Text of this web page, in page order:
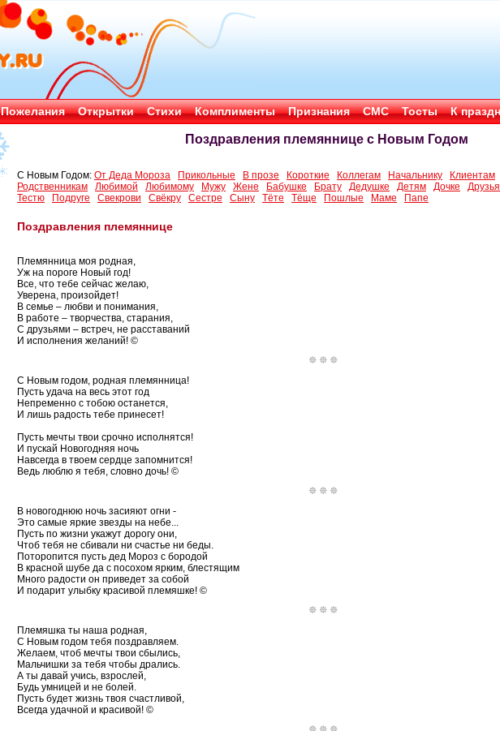
Пожелания Открытки Стихи Комплименты Признания СМС Тосты К
Поздравления племяннице с Новым Годом
С Новым Годом: От Деда Мороза Прикольные В прозе Короткие Коллегам Начальнику Клиентам
Родственникам
Любимой Любимому Мужу Жене Бабушке Брату Дедушке Детям Дочке
Тестю
Подруге Свекрови Свёкру Сестре Сыну Тёте Тёще Пошлые Маме Папе
Поздравления племяннице
Племянница моя родная,
Уж на пороге Новый год!
Все, что тебе сейчас желаю,
Уверена, произойдет!
В семье – любви и понимания,
В работе – творчества, старания,
С друзьями – встреч, не расставаний
И исполнения желаний! ©
С Новым годом, родная племянница!
Пусть удача на весь этот год
Непременно с тобою останется,
И лишь радость тебе принесет!
Пусть мечты твои срочно исполнятся!
И пускай Новогодняя ночь
Навсегда в твоем сердце запомнится!
Ведь люблю я тебя, словно дочь! ©
В новогоднюю ночь засияют огни -
Это самые яркие звезды на небе...
Пусть по жизни укажут дорогу они,
Чтоб тебя не сбивали ни счастье ни беды.
Поторопится пусть дед Мороз с бородой
В красной шубе да с посохом ярким, блестящим
Много радости он приведет за собой
И подарит улыбку красивой племяшке! ©
Племяшка ты наша родная,
С Новым годом тебя поздравляем.
Желаем, чтоб мечты твои сбылись,
Мальчишки за тебя чтобы дрались.
А ты давай учись, взрослей,
Будь умницей и не болей.
Пусть будет жизнь твоя счастливой,
Всегда удачной и красивой! ©